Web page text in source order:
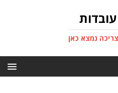
נמצא כאן